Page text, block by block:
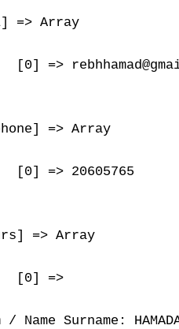
=> Array
[0] =>
=> Array
[0] => 20605765
=> Array
[0] =>
/ Name Surname: